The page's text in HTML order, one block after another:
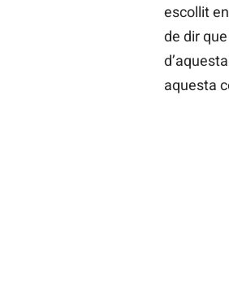
escollit
de dir que
aquesta